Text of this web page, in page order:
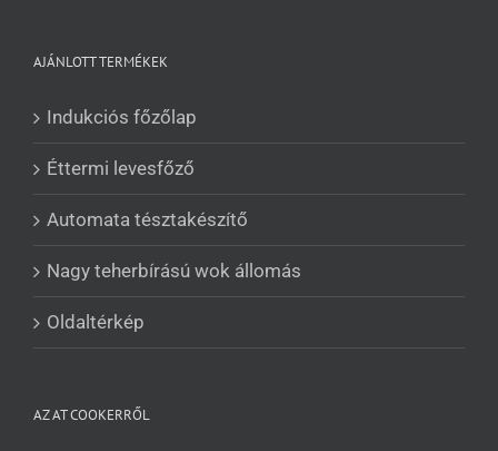
AJÁNLOTT TERMÉKEK
Indukciós főzőlap
Éttermi levesfőző
Automata tésztakészítő
Nagy teherbírású wok állomás
Oldaltérkép
AZ AT COOKERRŐL
Қазақ тілі
Кыргызча